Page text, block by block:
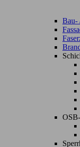
Bau-